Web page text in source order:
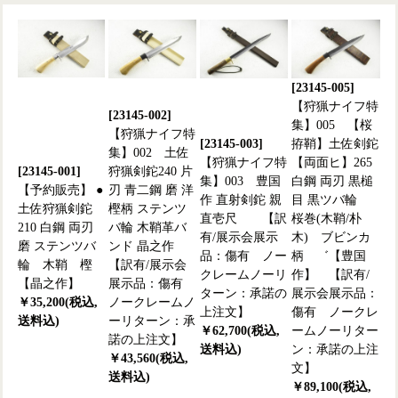
[23145-001]
【予約販売】 ●
土佐狩猟剣鉈
210 白鋼 両刃
磨 ステンツバ
輪 木鞘 樫
【晶之作】
￥35,200(税込,
送料込)
[23145-002]
【狩猟ナイフ特
集】002 土佐
狩猟剣鉈240 片
刃 青二鋼 磨 洋
樫柄 ステンツ
バ輪 木鞘革バ
ンド 晶之作
【訳有/展示会
展示品：傷有
ノークレームノ
ーリターン：承
諾の上注文】
￥43,560(税込,
送料込)
[23145-003]
【狩猟ナイフ特
集】003 豊国
作 直射剣鉈 親
直壱尺 【訳
有/展示会展示
品：傷有 ノー
クレームノーリ
ターン：承諾の
上注文】
￥62,700(税込,
送料込)
[23145-005]
【狩猟ナイフ特
集】005 【桜
拵鞘】土佐剣鉈
【両面ヒ】265
白鋼 両刃 黒槌
目 黒ツバ輪
桜巻(木鞘/朴
木) ブビンカ
柄 ゛【豊国
作】 【訳有/
展示会展示品：
傷有 ノークレ
ームノーリター
ン：承諾の上注
文】
￥89,100(税込,